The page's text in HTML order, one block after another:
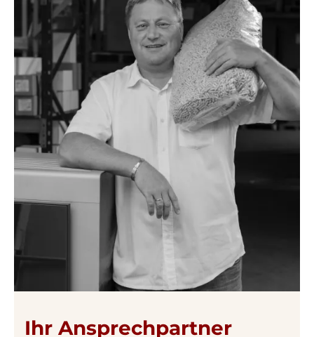
Ihr Ansprechpartner